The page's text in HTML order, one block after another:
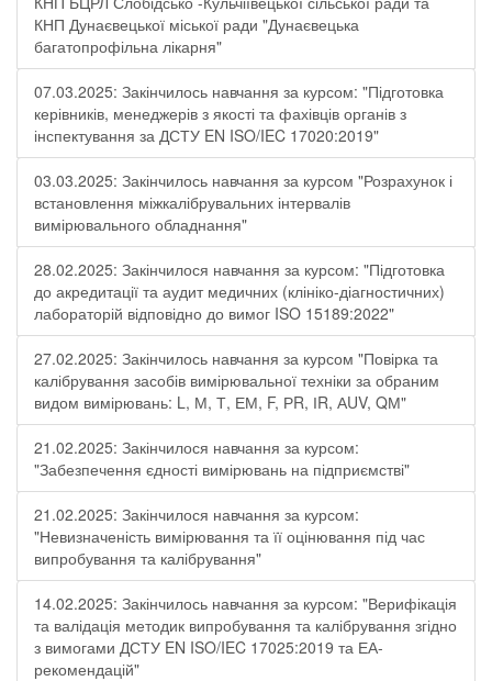
КНП Дунаєвецької міської ради "Дунаєвецька
багатопрофільна лікарня"
07.03.2025: Закінчилось навчання за курсом: "Підготовка
керівників, менеджерів з якості та фахівців органів з
інспектування за ДСТУ EN ISO/IEC 17020:2019"
03.03.2025: Закінчилось навчання за курсом "Розрахунок і
встановлення міжкалібрувальних інтервалів
вимірювального обладнання"
28.02.2025: Закінчилося навчання за курсом: "Підготовка
до акредитації та аудит медичних (клініко-діагностичних)
лабораторій відповідно до вимог ISO 15189:2022"
27.02.2025: Закінчилось навчання за курсом "Повірка та
калібрування засобів вимірювальної техніки за обраним
видом вимірювань: L, М, Т, ЕМ, F, РR, ІR, АUV, QМ"
21.02.2025: Закінчилося навчання за курсом:
"Забезпечення єдності вимірювань на підприємстві"
21.02.2025: Закінчилося навчання за курсом:
"Невизначеність вимірювання та її оцінювання під час
випробування та калібрування"
14.02.2025: Закінчилось навчання за курсом: "Верифікація
та валідація методик випробування та калібрування згідно
з вимогами ДСТУ EN ISO/IEC 17025:2019 та ЕА-
рекомендацій"